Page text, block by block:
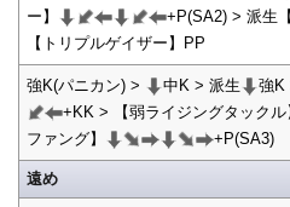
ー】
+P(SA2) > 派生
【トリプルゲイザー】PP
強K(パニカン) > 中K > 派生
強K
+KK > 【弱ライジングタックル
ファング】
+P(SA3)
遠め